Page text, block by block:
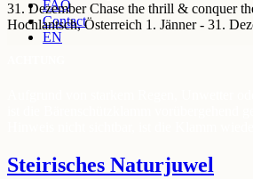
FAQ
Contact
EN
31. Dezember Chase the thrill & conquer
Hochlantsch, Österreich 1. Jänner - 31.
Steirisches Naturjuwel